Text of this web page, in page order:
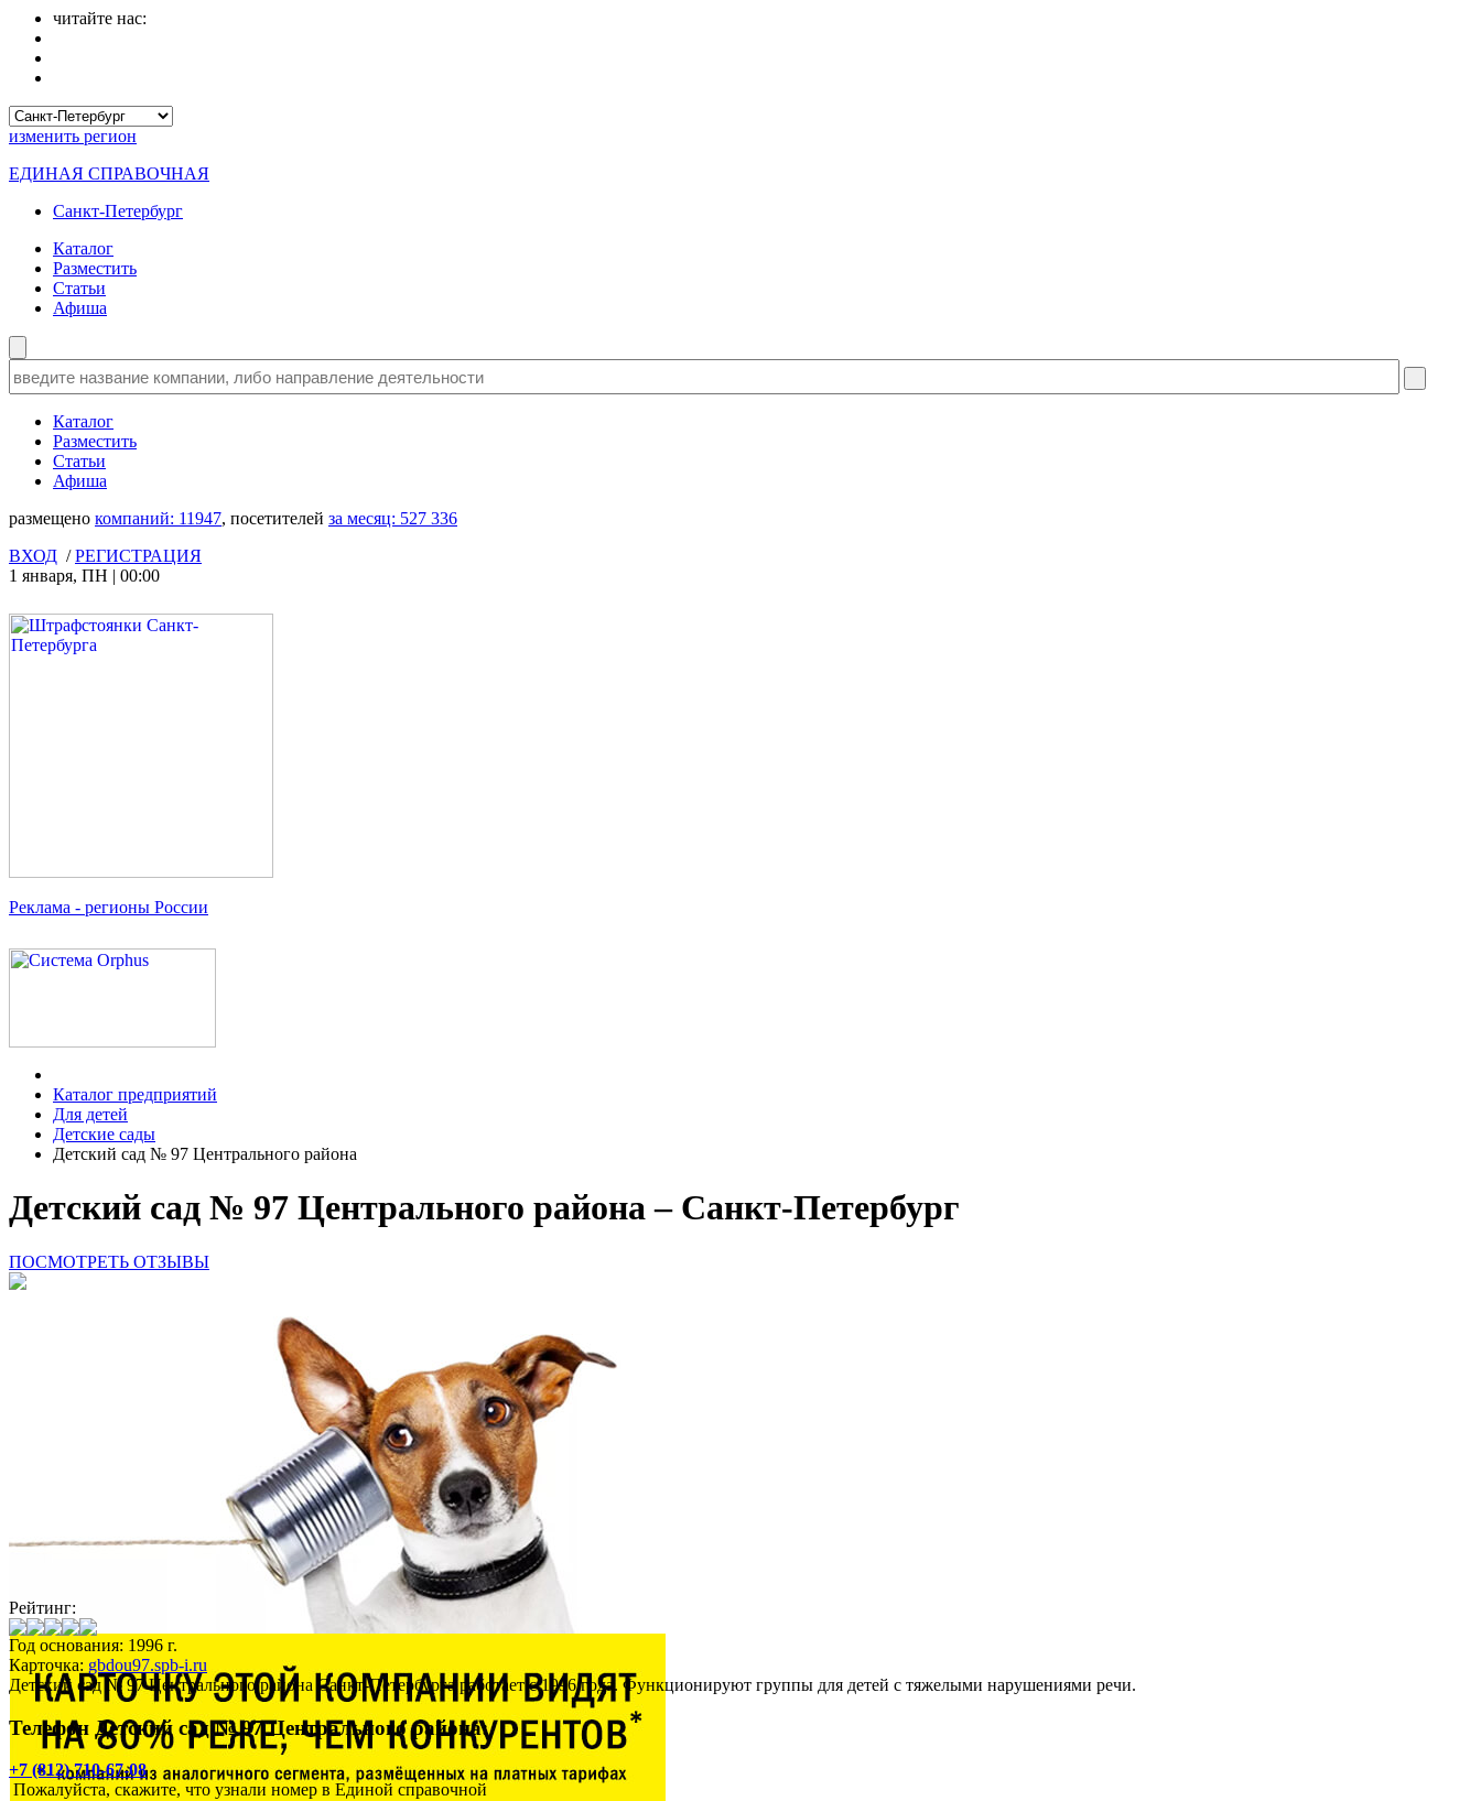
читайте нас:
изменить регион
ЕДИНАЯ СПРАВОЧНАЯ
Санкт-Петербург
Каталог
Разместить
Статьи
Афиша
Каталог
Разместить
Статьи
Афиша
размещено компаний: 11947, посетителей за месяц: 527 336
ВХОД /РЕГИСТРАЦИЯ
1 января, ПН | 00:00
Реклама - регионы России
Каталог предприятий
Для детей
Детские сады
Детский сад № 97 Центрального района
Детский сад № 97 Центрального района – Санкт-Петербург
ПОСМОТРЕТЬ ОТЗЫВЫ
Рейтинг:
Год основания: 1996 г.
Карточка: gbdou97.spb-i.ru
Детский сад № 97 Центрального района Санкт-Петербурга работает с 1996 года. Функционируют группы для детей с тяжелыми нарушениями речи.
Телефон Детский сад № 97 Центрального района:
+7 (812) 710-67-08
Пожалуйста, скажите, что узнали номер в Единой справочной